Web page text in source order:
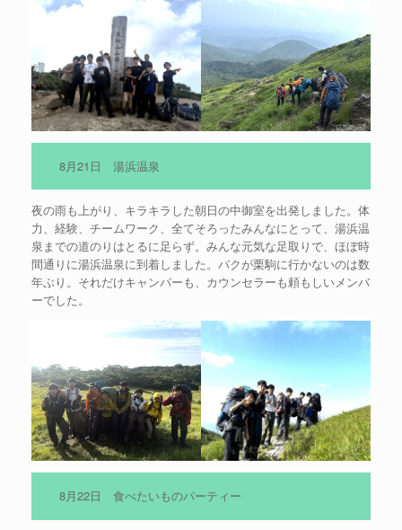
8月21日 湯浜温泉
夜の雨も上がり、キラキラした朝日の中御室を出発しました。体
力、経験、チームワーク、全てそろったみんなにとって、湯浜温
泉までの道のりはとるに足らず。みんな元気な足取りで、ほぼ時
間通りに湯浜温泉に到着しました。バクが栗駒に行かないのは数
年ぶり。それだけキャンパーも、カウンセラーも頼もしいメンバ
ーでした。
8月22日 食べたいものパーティー